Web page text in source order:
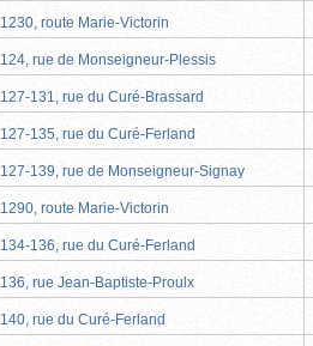
1230, route Marie-Victorin
124, rue de Monseigneur-Plessis
127-131, rue du Curé-Brassard
127-135, rue du Curé-Ferland
127-139, rue de Monseigneur-Signay
1290, route Marie-Victorin
134-136, rue du Curé-Ferland
136, rue Jean-Baptiste-Proulx
140, rue du Curé-Ferland